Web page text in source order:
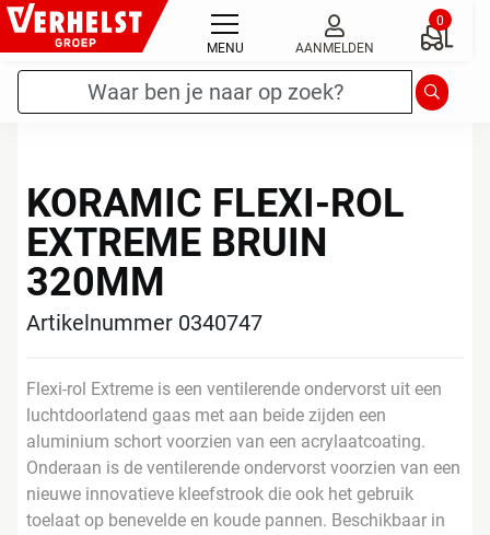
naar
de
inhoud
MENU AANMELDEN
0
Zoekterm* Zoeken
KORAMIC FLEXI-ROL
EXTREME BRUIN
320MM
Artikelnummer 0340747
Flexi-rol Extreme is een ventilerende ondervorst uit een
luchtdoorlatend gaas met aan beide zijden een
aluminium schort voorzien van een acrylaatcoating.
Onderaan is de ventilerende ondervorst voorzien van een
nieuwe innovatieve kleefstrook die ook het gebruik
toelaat op benevelde en koude pannen. Beschikbaar in